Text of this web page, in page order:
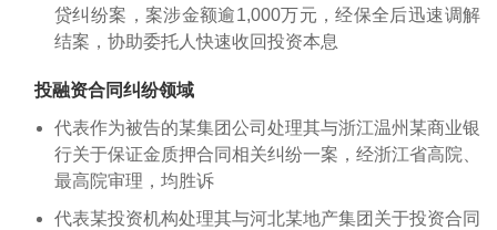
贷纠纷案，案涉金额逾1,000万元，经保全后迅速调解
结案，协助委托人快速收回投资本息
投融资合同纠纷领域
代表作为被告的某集团公司处理其与浙江温州某商业银
行关于保证金质押合同相关纠纷一案，经浙江省高院、
最高院审理，均胜诉
代表某投资机构处理其与河北某地产集团关于投资合同